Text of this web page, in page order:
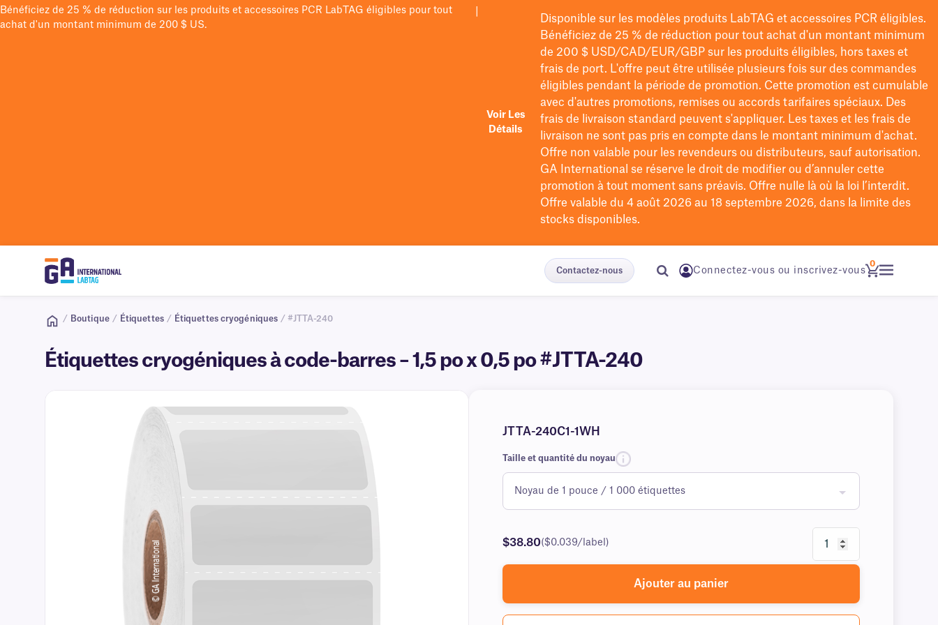
Bénéficiez de 25 % de réduction sur les produits et accessoires PCR LabTAG éligibles pour tout
achat d'un montant minimum de 200 $ US.
Voir Les
Détails
Disponible sur les modèles produits LabTAG et accessoires PCR éligibles.
Bénéficiez de 25 % de réduction pour tout achat d'un montant minimum
de 200 $USD/CAD/EUR/GBPsur les produits éligibles, hors taxes et
frais de port. L'offre peut être utilisée plusieurs fois sur des commandes
éligibles pendant la période de promotion. Cette promotion est cumulable
avec d'autres promotions, remises ou accords tarifaires spéciaux. Des
frais de livraison standard peuvent s'appliquer. Les taxes et les frais de
livraison ne sont pas pris en compte dans le montant minimum d'achat.
Offre non valable pour les revendeurs ou distributeurs, sauf autorisation.
GA International se réserve le droit de modifierou d’annuler cette
promotion à tout moment sans préavis. Offre nulle là où la loi l’interdit.
Offre valable du 4 août 2026 au 18 septembre 2026, dans la limite des
stocks disponibles.
Contactez-nous Connectez-vous ou inscrivez-vous
0
/ Boutique / Étiquettes / Étiquettes cryogéniques / #JTTA-240
Étiquettes cryogéniques à code-barres – 1,5 po x 0,5 po #JTTA-240
JTTA-240C1-1WH
Taille et quantité du noyau
$38.80($0.039/label)
Ajouter au panier